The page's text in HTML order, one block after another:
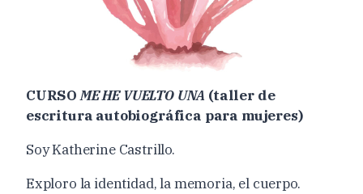
CURSOME HE VUELTO UNA (taller de
escritura autobiográfica para mujeres)
Soy Katherine Castrillo.
Exploro la identidad, la memoria, el cuerpo.